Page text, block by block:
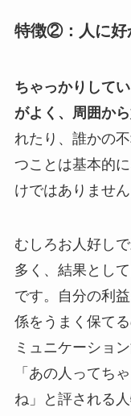
特徴②：人に好
ちゃっかりして
がよく、周囲か
れたり、誰かの
つことは基本的
けではありません
むしろお人好し
多く、結果とし
です。自分の利
係をうまく保て
ミュニケーショ
「あの人ってち
ね」と評される